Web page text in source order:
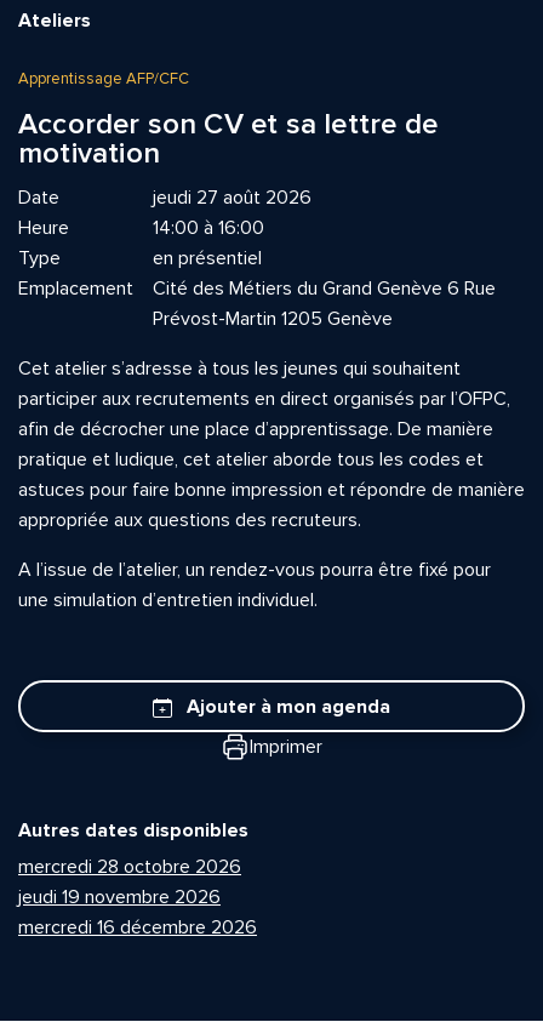
Ateliers
Apprentissage AFP/CFC
Accorder son CV et sa lettre de
motivation
Date
jeudi 27 août 2026
Heure
14:00 à 16:00
Type
en présentiel
Emplacement
Cité des Métiers du Grand Genève 6 Rue
Prévost-Martin 1205 Genève
Cet atelier s’adresse à tous les jeunes qui souhaitent
participer aux recrutements en direct organisés par l’OFPC,
afin de décrocher une place d’apprentissage. De manière
pratique et ludique, cet atelier aborde tous les codes et
astuces pour faire bonne impression et répondre de manière
appropriée aux questions des recruteurs.
A l’issue de l’atelier, un rendez-vous pourra être fixé pour
une simulation d’entretien individuel.
Ajouter à mon agenda
Imprimer
Autres dates disponibles
mercredi 28 octobre 2026
jeudi 19 novembre 2026
mercredi 16 décembre 2026